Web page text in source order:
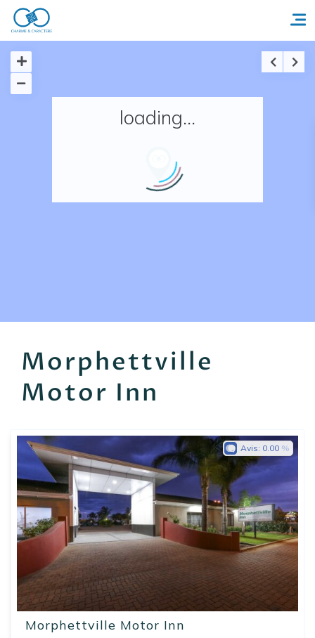
Accueil
Nos adresses en France
loading...
Morphettville
Motor Inn
Morphettville Motor Inn
Avis: 0.00